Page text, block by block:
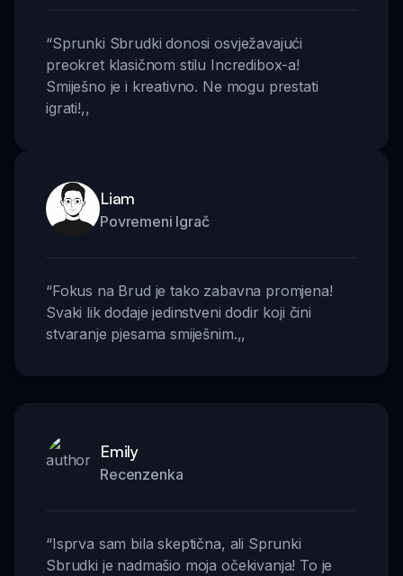
“Sprunki Sbrudki donosi osvježavajući
preokret klasičnom stilu Incredibox-a!
Smiješno je i kreativno. Ne mogu prestati
igrati!,,
Liam
Povremeni Igrač
“Fokus na Brud je tako zabavna promjena!
Svaki lik dodaje jedinstveni dodir koji čini
stvaranje pjesama smiješnim.,,
Emily
Recenzenka
“Isprva sam bila skeptična, ali Sprunki
Sbrudki je nadmašio moja očekivanja! To je